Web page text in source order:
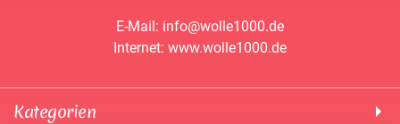
E-Mail: info@wolle1000.de
Internet: www.wolle1000.de
Kategorien